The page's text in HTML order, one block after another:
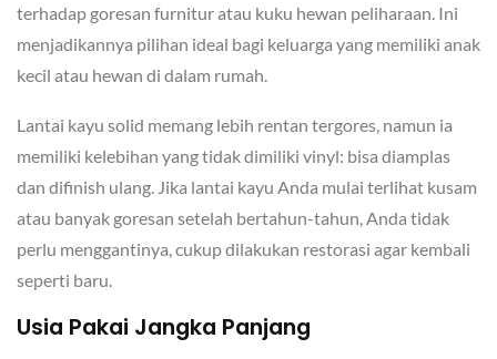
terhadap goresan furnitur atau kuku hewan peliharaan. Ini
menjadikannya pilihan ideal bagi keluarga yang memiliki anak
kecil atau hewan di dalam rumah.
Lantai kayu solid memang lebih rentan tergores, namun ia
memiliki kelebihan yang tidak dimiliki vinyl: bisa diamplas
dan difinish ulang. Jika lantai kayu Anda mulai terlihat kusam
atau banyak goresan setelah bertahun-tahun, Anda tidak
perlu menggantinya, cukup dilakukan restorasi agar kembali
seperti baru.
Usia Pakai Jangka Panjang